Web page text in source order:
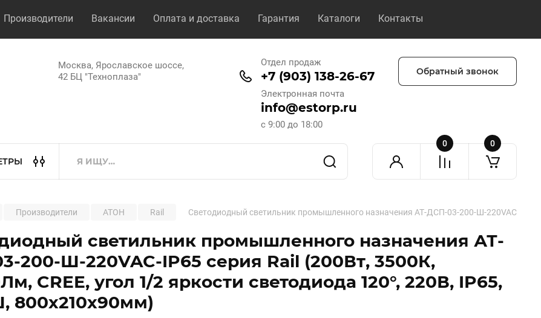
Производители Вакансии Оплата и доставка Гарантия Каталоги Контакты
Москва, Ярославское шоссе,
42 БЦ "Техноплаза"
Отдел продаж
+7 (903) 138-26-67
Электронная почта
info@estorp.ru
с 9:00 до 18:00
Обратный звонок
0 0
Производители АТОН Rail Светодиодный светильник промышленного назначения АТ-ДСП-03-200-Ш-220VAC-IP65
светильник промышленного назначения АТ-
200-Ш-220VAC-IP65 серия Rail (200Вт, 3500К,
CREE, угол 1/2 яркости светодиода 120°, 220В, IP65,
800х210х90мм)